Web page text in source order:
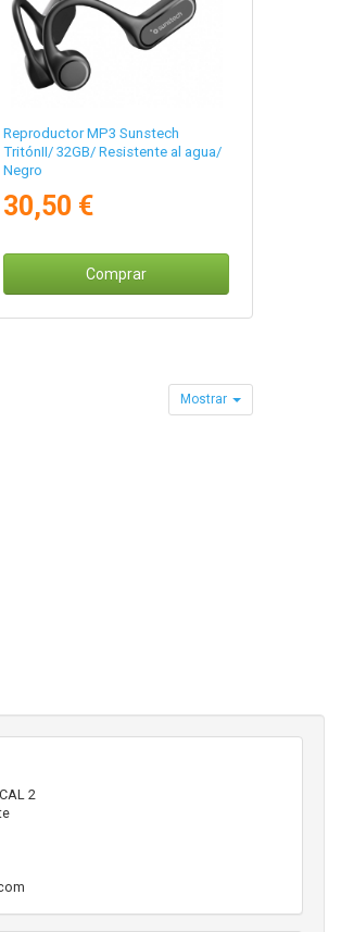
Reproductor MP3 Sunstech
TritónII/ 32GB/ Resistente al agua/
Negro
30,50 €
Comprar
Mostrar
2